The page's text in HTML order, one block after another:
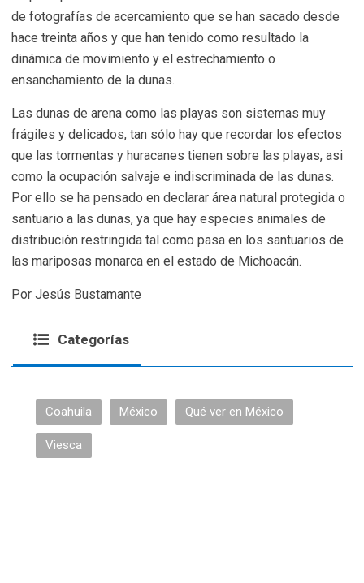
de fotografías de acercamiento que se han sacado desde
hace treinta años y que han tenido como resultado la
dinámica de movimiento y el estrechamiento o
ensanchamiento de la dunas.
Las dunas de arena como las playas son sistemas muy
frágiles y delicados, tan sólo hay que recordar los efectos
que las tormentas y huracanes tienen sobre las playas, asi
como la ocupación salvaje e indiscriminada de las dunas.
Por ello se ha pensado en declarar área natural protegida o
santuario a las dunas, ya que hay especies animales de
distribución restringida tal como pasa en los santuarios de
las mariposas monarca en el estado de Michoacán.
Por Jesús Bustamante
Categorías
Coahuila México Qué ver en México
Viesca